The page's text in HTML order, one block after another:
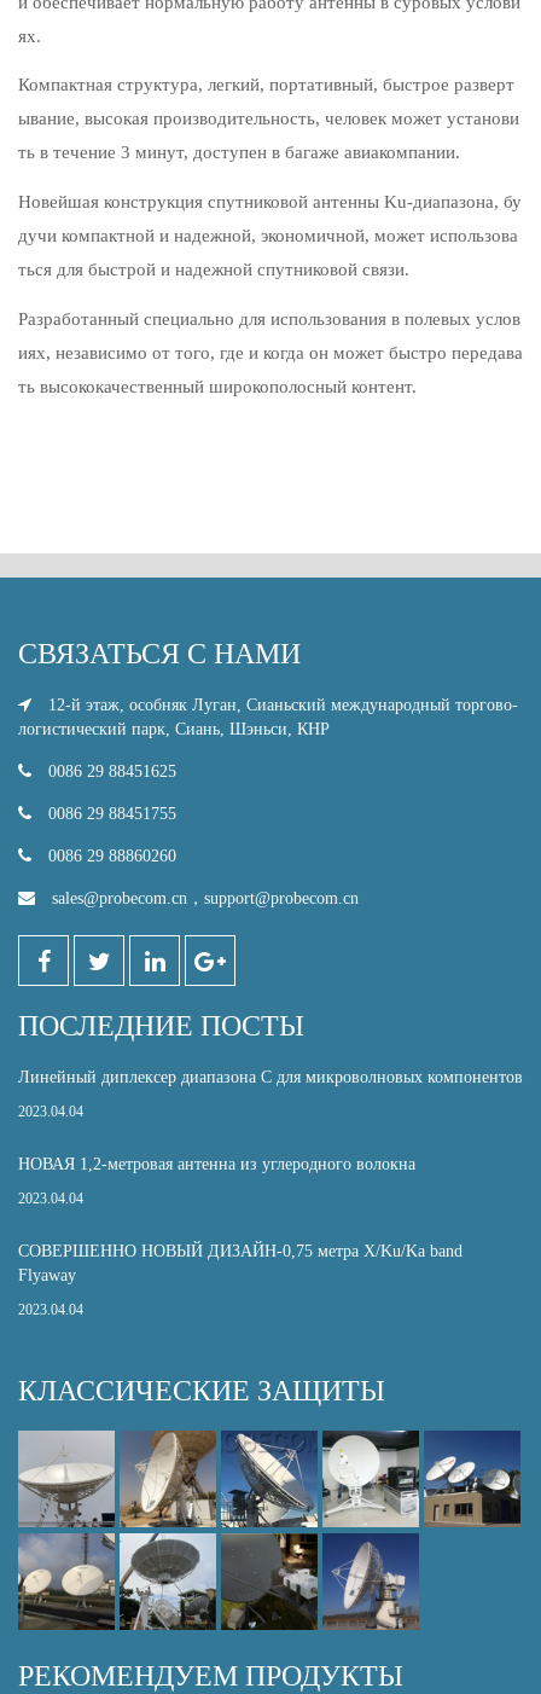
ях.
Компактная структура, легкий, портативный, быстрое разверт
ывание, высокая производительность, человек может установи
ть в течение 3 минут, доступен в багаже авиакомпании.
Новейшая конструкция спутниковой антенны Ku-диапазона, бу
дучи компактной и надежной, экономичной, может использова
ться для быстрой и надежной спутниковой связи.
Разработанный специально для использования в полевых услов
иях, независимо от того, где и когда он может быстро передава
ть высококачественный широкополосный контент.
СВЯЗАТЬСЯ С НАМИ
12-й этаж, особняк Луган, Сианьский международный торгово-
логистический парк, Сиань, Шэньси, КНР
0086 29 88451625
0086 29 88451755
0086 29 88860260
sales@probecom.cn ， support@probecom.cn
ПОСЛЕДНИЕ ПОСТЫ
Линейный диплексер диапазона С для микроволновых компонентов
2023.04.04
НОВАЯ 1,2-метровая антенна из углеродного волокна
2023.04.04
СОВЕРШЕННО НОВЫЙ ДИЗАЙН-0,75 метра X/Ku/Ka band
Flyaway
2023.04.04
КЛАССИЧЕСКИЕ ЗАЩИТЫ
РЕКОМЕНДУЕМ ПРОДУКТЫ